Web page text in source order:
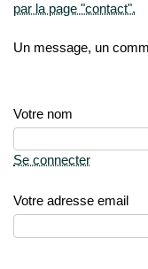
par la page "contact".
Un message, un
Votre nom
Se connecter
Votre adresse email